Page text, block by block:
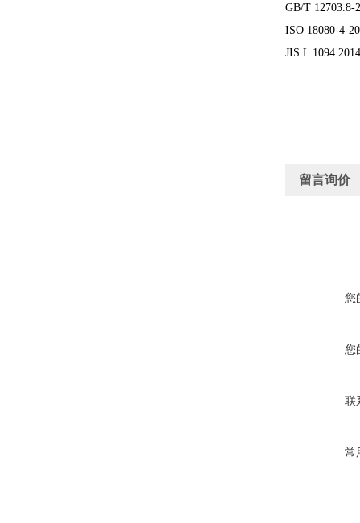
GB/T
ISO 18080-4-
JIS L 1094
留言询价
您
您
联
常